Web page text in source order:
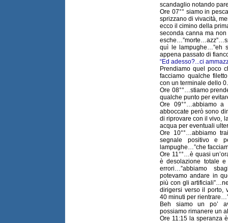
scandaglio notando
Ore 07°° siamo in
sprizzano di vivacità,
ecco il cimino della
seconda canna ma
quì le lampughe…”eh
appena passato di
“Ed adesso?...ci
Prendiamo quel poco
facciamo qualche
con un terminale dello
Ore 08°°…stiamo
qualche punto per
Ore 09°°…abbiamo
abboccate però sono
di riprovare con il vivo,
acqua per eventuali
Ore 10°°…abbiamo
segnale positivo e
lampughe…”che
Ore 11°°…è quasi
è desolazione totale
errori…”abbiamo
potevamo andare in
più con gli
dirigersi verso il porto,
40 minuti per
Beh siamo un po’
possiamo rimanere un
Ore 11:15 la speranza